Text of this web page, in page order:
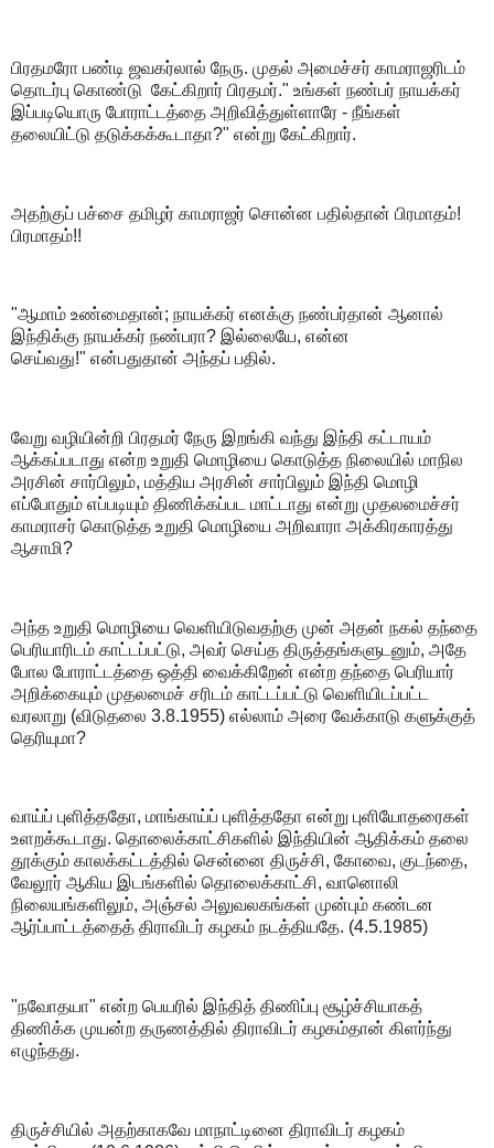
பிரதமரோ பண்டி ஜவகர்லால் நேரு. முதல் அமைச்சர் காமராஜரிடம்
தொடர்பு கொண்டு கேட்கிறார் பிரதமர்." உங்கள் நண்பர் நாயக்கர்
இப்படியொரு போராட்டத்தை அறிவித்துள்ளாரே - நீங்கள்
தலையிட்டு தடுக்கக்கூடாதா?" என்று கேட்கிறார்.
அதற்குப் பச்சை தமிழர் காமராஜர் சொன்ன பதில்தான் பிரமாதம்!
பிரமாதம்!!
"ஆமாம் உண்மைதான்; நாயக்கர் எனக்கு நண்பர்தான் ஆனால்
இந்திக்கு நாயக்கர் நண்பரா? இல்லையே, என்ன
செய்வது!" என்பதுதான் அந்தப் பதில்.
வேறு வழியின்றி பிரதமர் நேரு இறங்கி வந்து இந்தி கட்டாயம்
ஆக்கப்படாது என்ற உறுதி மொழியை கொடுத்த நிலையில் மாநில
அரசின் சார்பிலும், மத்திய அரசின் சார்பிலும் இந்தி மொழி
எப்போதும் எப்படியும் திணிக்கப்பட மாட்டாது என்று முதலமைச்சர்
காமராசர் கொடுத்த உறுதி மொழியை அறிவாரா அக்கிரகாரத்து
ஆசாமி?
அந்த உறுதி மொழியை வெளியிடுவதற்கு முன் அதன் நகல் தந்தை
பெரியாரிடம் காட்டப்பட்டு, அவர் செய்த திருத்தங்களுடனும், அதே
போல போராட்டத்தை ஒத்தி வைக்கிறேன் என்ற தந்தை பெரியார்
அறிக்கையும் முதலமைச் சரிடம் காட்டப்பட்டு வெளியிடப்பட்ட
வரலாறு (விடுதலை 3.8.1955) எல்லாம் அரை வேக்காடு களுக்குத்
தெரியுமா?
வாய்ப் புளித்ததோ, மாங்காய்ப் புளித்ததோ என்று புளியோதரைகள்
உளறக்கூடாது. தொலைக்காட்சிகளில் இந்தியின் ஆதிக்கம் தலை
தூக்கும் காலக்கட்டத்தில் சென்னை திருச்சி, கோவை, குடந்தை,
வேலூர் ஆகிய இடங்களில் தொலைக்காட்சி, வானொலி
நிலையங்களிலும், அஞ்சல் அலுவலகங்கள் முன்பும் கண்டன
ஆர்ப்பாட்டத்தைத் திராவிடர் கழகம் நடத்தியதே. (4.5.1985)
"நவோதயா" என்ற பெயரில் இந்தித் திணிப்பு சூழ்ச்சியாகத்
திணிக்க முயன்ற தருணத்தில் திராவிடர் கழகம்தான் கிளர்ந்து
எழுந்தது.
திருச்சியில் அதற்காகவே மாநாட்டினை திராவிடர் கழகம்